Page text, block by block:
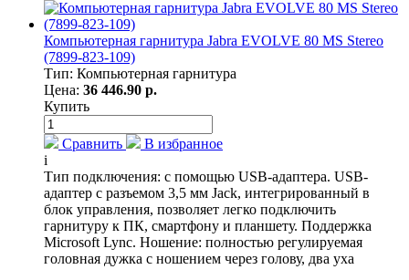
Компьютерная гарнитура Jabra EVOLVE 80 MS Stereo
(7899-823-109)
Тип: Компьютерная гарнитура
Цена: 36 446.90 р.
Купить
Сравнить
В избранное
i
Тип подключения: с помощью USB-адаптера. USB-
адаптер с разъемом 3,5 мм Jack, интегрированный в
блок управления, позволяет легко подключить
гарнитуру к ПК, смартфону и планшету. Поддержка
Microsoft Lync. Ношение: полностью регулируемая
головная дужка с ношением через голову, два уха